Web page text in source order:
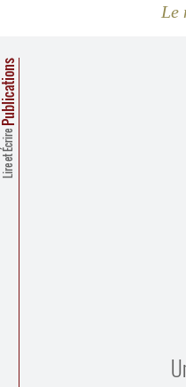
Le
Lire et Écrire